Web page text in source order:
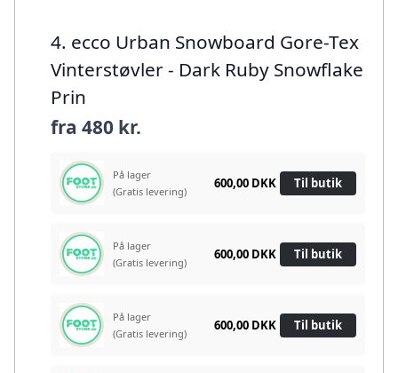
4. ecco Urban Snowboard Gore-Tex
Vinterstøvler - Dark Ruby Snowflake
Prin
fra 480 kr.
På lager
(Gratis levering)
600,00 DKK Til butik
På lager
(Gratis levering)
600,00 DKK Til butik
På lager
(Gratis levering)
600,00 DKK Til butik